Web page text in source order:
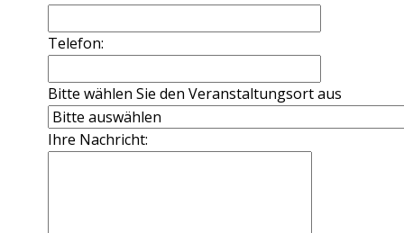
Telefon:
Bitte wählen Sie den Veranstaltungsort aus
Ihre Nachricht: